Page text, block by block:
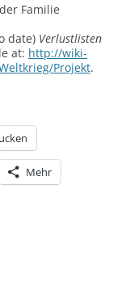
Familie
date) Verlustlisten
at: http://wiki-
Projekt.
Mehr